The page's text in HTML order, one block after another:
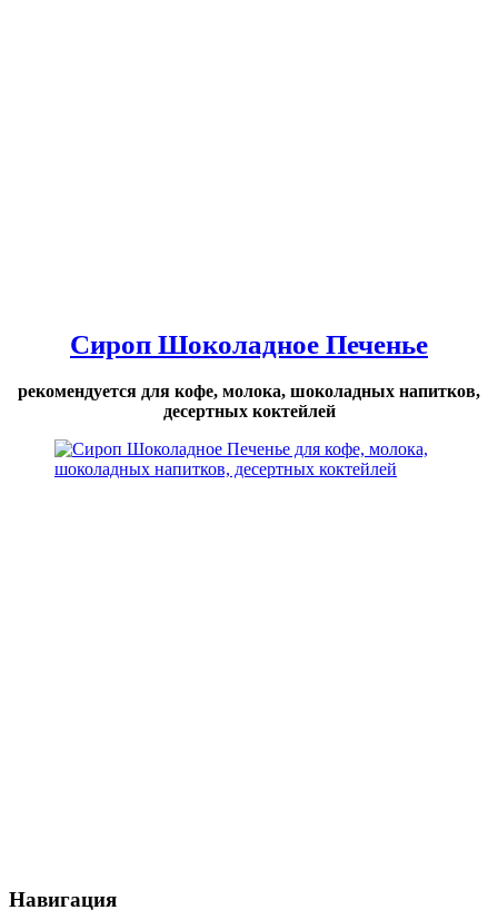
Сироп Шоколадное Печенье
рекомендуется для кофе, молока, шоколадных напитков,
десертных коктейлей
Навигация